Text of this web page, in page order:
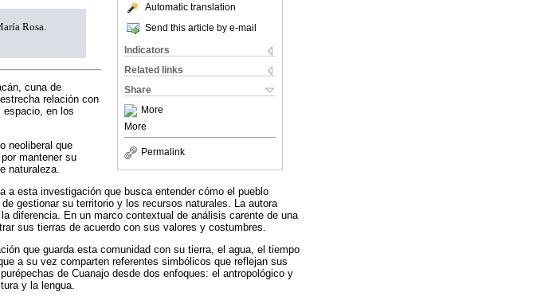
Automatic translation
Send this article by e-mail
Indicators
Related links
Share
More
More
Permalink
Rosa.
cuna de
relación con
espacio, en los
neoliberal que
mantener su
naturaleza.
a esta investigación que busca entender cómo el pueblo
gestionar su territorio y los recursos naturales. La autora
diferencia. En un marco contextual de análisis carente de una
sus tierras de acuerdo con sus valores y costumbres.
que guarda esta comunidad con su tierra, el agua, el tiempo
a su vez comparten referentes simbólicos que reflejan sus
de Cuanajo desde dos enfoques: el antropológico y
y la lengua.